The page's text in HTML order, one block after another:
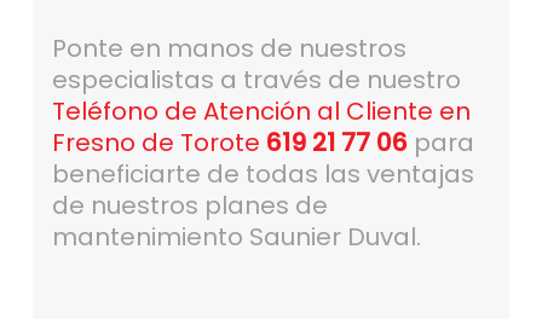
Ponte en manos de nuestros
especialistas a través de nuestro
Teléfono de Atención al Cliente en
Fresno de Torote 619 21 77 06 para
beneficiarte de todas las ventajas
de nuestros planes de
mantenimiento Saunier Duval.